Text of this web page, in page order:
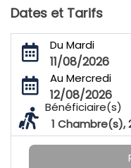
Dates et Tarifs
Du Mardi
11/08/2026
Au Mercredi
12/08/2026
Bénéficiaire(s)
1 Chambre(s),